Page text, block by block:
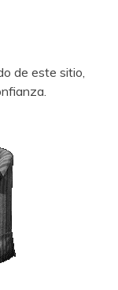
de este sitio,